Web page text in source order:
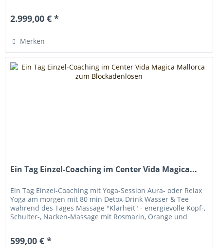
2.999,00 € *
Merken
Ein Tag Einzel-Coaching im Center Vida Magica...
Ein Tag Einzel-Coaching mit Yoga-Session Aura- oder Relax
Yoga am morgen mit 80 min Detox-Drink Wasser & Tee
während des Tages Massage "Klarheit" - energievolle Kopf-,
Schulter-, Nacken-Massage mit Rosmarin, Orange und
599,00 € *